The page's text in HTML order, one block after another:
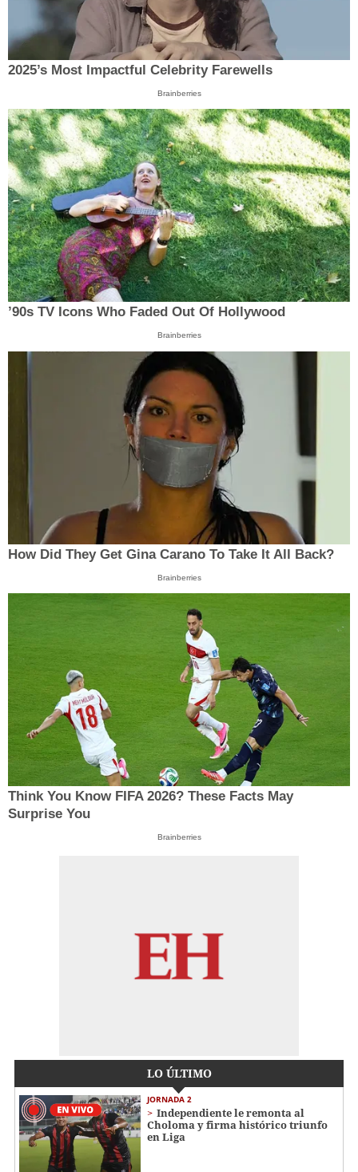
2025’s Most Impactful Celebrity Farewells
Brainberries
’90s TV Icons Who Faded Out Of Hollywood
Brainberries
How Did They Get Gina Carano To Take It All Back?
Brainberries
Think You Know FIFA 2026? These Facts May
Surprise You
Brainberries
LO ÚLTIMO
JORNADA 2
Independiente le remonta al
Choloma y firma histórico triunfo
en Liga